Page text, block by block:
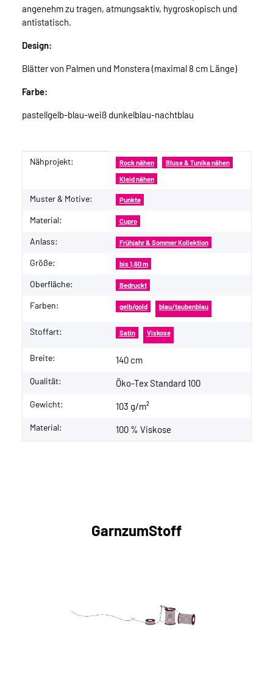
angenehm zu tragen, atmungsaktiv, hygroskopisch und
antistatisch.
Design:
Blätter von Palmen und Monstera (maximal 8 cm Länge)
Farbe:
pastellgelb-blau-weiß dunkelblau-nachtblau
Produkteigenschaft
Wert
Nähprojekt: Rock nähen Bluse & Tunika nähen
Kleid nähen
Muster & Motive: Punkte
Material: Cupro
Anlass: Frühjahr & Sommer Kollektion
Größe: bis 1,60 m
Oberfläche: Bedruckt
Farben: gelb/gold blau/taubenblau
Stoffart: Satin Viskose
Breite: 140 cm
Qualität: Öko-Tex Standard 100
Gewicht: 103 g/m²
Material: 100 % Viskose
GarnzumStoff